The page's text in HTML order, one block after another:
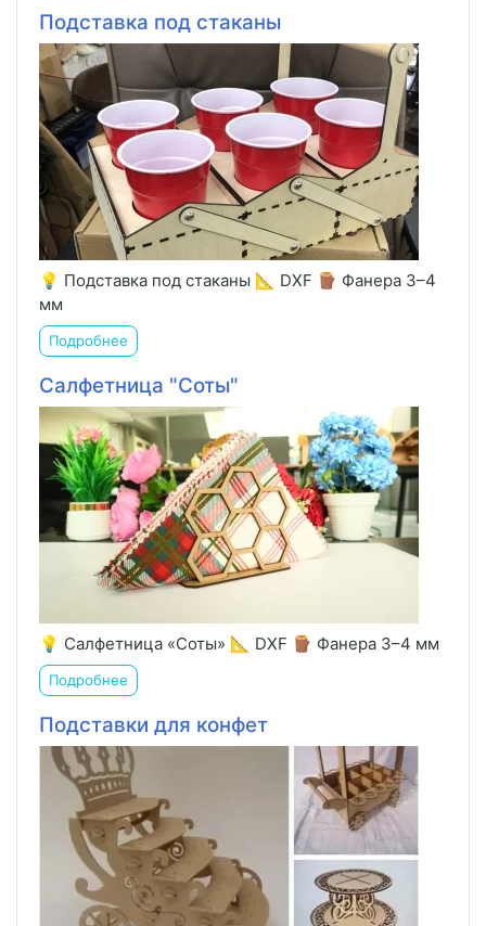
Подставка под стаканы
💡 Подставка под стаканы 📐 DXF 🪵 Фанера 3–4
мм
Подробнее
Салфетница "Соты"
💡 Салфетница «Соты» 📐 DXF 🪵 Фанера 3–4 мм
Подробнее
Подставки для конфет